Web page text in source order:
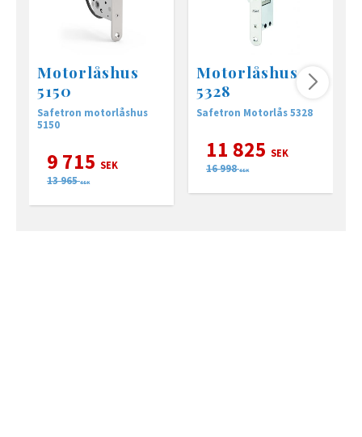
Motorlåshus
5150
Safetron motorlåshus
5150
9 715 SEK
13 965 SEK
Motorlåshus
5328
Safetron Motorlås 5328
11 825 SEK
16 998 SEK